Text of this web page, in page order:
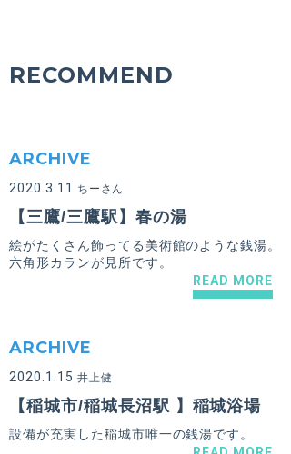
RECOMMEND
ARCHIVE
2020.3.11 ちーさん
【三鷹/三鷹駅】春の湯
絵がたくさん飾ってる美術館のような銭湯。
六角形カランが見所です。
READ MORE
ARCHIVE
2020.1.15 井上健
【稲城市/稲城長沼駅 】稲城浴場
設備が充実した稲城市唯一の銭湯です。